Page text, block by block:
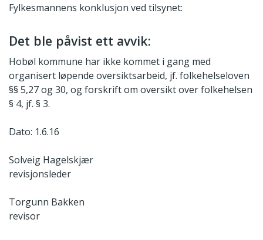
Fylkesmannens konklusjon ved tilsynet:
Det ble påvist ett avvik:
Hobøl kommune har ikke kommet i gang med
organisert løpende oversiktsarbeid, jf. folkehelseloven
§§ 5,27 og 30, og forskrift om oversikt over folkehelsen
§ 4, jf. § 3.
Dato: 1.6.16
Solveig Hagelskjær
revisjonsleder
Torgunn Bakken
revisor